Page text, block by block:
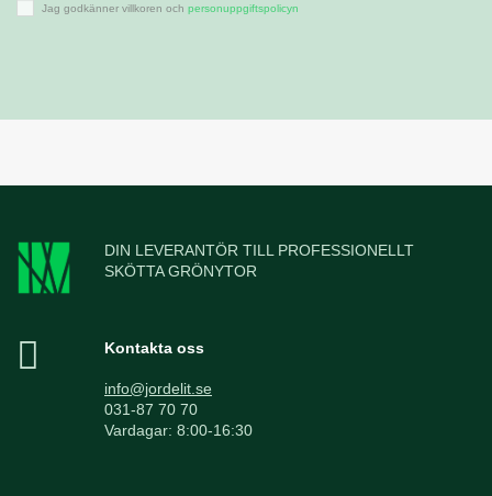
Jag godkänner villkoren och personuppgiftspolicyn
DIN LEVERANTÖR TILL PROFESSIONELLT
SKÖTTA GRÖNYTOR
Kontakta oss
info@jordelit.se
031-87 70 70
Vardagar: 8:00-16:30